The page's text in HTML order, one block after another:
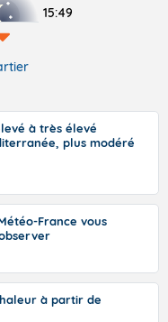
15:49
à très élevé
plus modéré
France vous
à partir de